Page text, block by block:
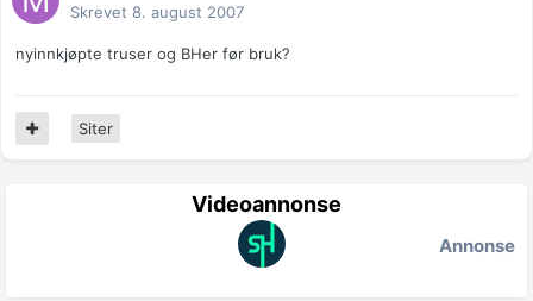
Skrevet 8. august 2007
nyinnkjøpte truser og BHer før bruk?
Siter
Videoannonse
Annonse